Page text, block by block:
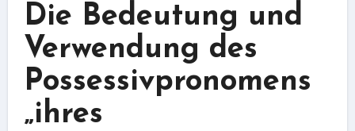
Die Bedeutung und
Verwendung des
Possessivpronomens
„ihres